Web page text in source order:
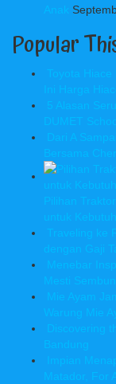
Anak
Popular
Toyota Hiace
Ini Harga
5 Alasan
DUMET
Dari A
Bersama
Pilihan
untuk
Traveling ke
dengan Gaji
Menebar
Mesti
Mie Ayam
Warung Mie
Discovering
Bandung
Impian
Matador, For